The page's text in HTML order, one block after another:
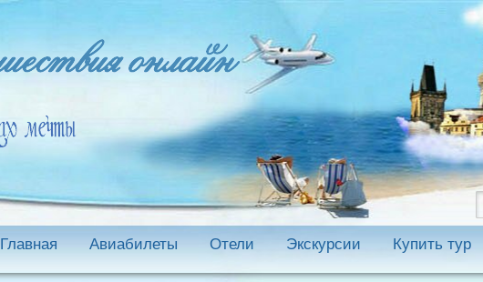
Главная Авиабилеты Отели Экскурсии Купить тур